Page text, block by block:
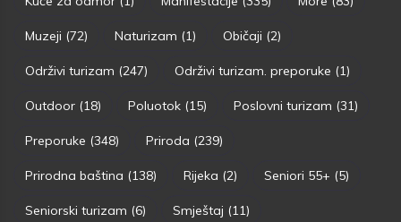
Muzeji (72) Naturizam (1) Običaji (2)
Održivi turizam (247) Održivi turizam. preporuke (1)
Outdoor (18) Poluotok (15) Poslovni turizam (31)
Preporuke (348) Priroda (239)
Prirodna baština (138) Rijeka (2) Seniori 55+ (5)
Seniorski turizam (6) Smještaj (11)